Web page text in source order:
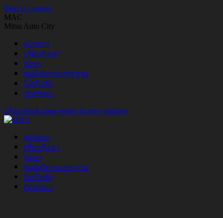
Skip to content
MAC
Mitsu Auto City
หน้าแรก
เกี่ยวกับเรา
รุ่นรถ
ศูนย์บริการมาตรฐาน
โปรโมชั่น
ติดต่อเรา
Facebook page opens in new window
หน้าแรก
เกี่ยวกับเรา
รุ่นรถ
ศูนย์บริการมาตรฐาน
โปรโมชั่น
ติดต่อเรา